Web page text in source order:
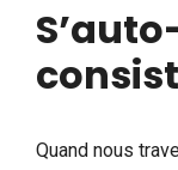
Quand nous